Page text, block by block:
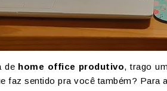
de home office produtivo, trago
faz sentido pra você também? Para